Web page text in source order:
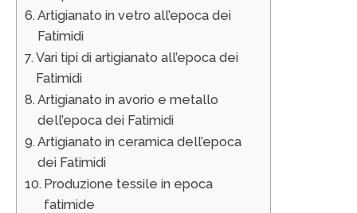
Artigianato in vetro all’epoca dei
Fatimidi
Vari tipi di artigianato all’epoca dei
Fatimidi
Artigianato in avorio e metallo
dell’epoca dei Fatimidi
Artigianato in ceramica dell’epoca
dei Fatimidi
Produzione tessile in epoca
fatimide